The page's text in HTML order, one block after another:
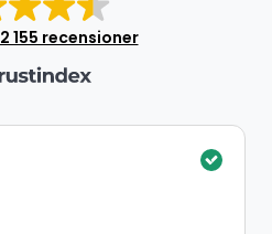
2 155 recensioner